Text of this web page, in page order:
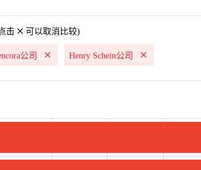
击 可以取消比较)
公司 Henry Schein公司